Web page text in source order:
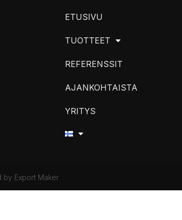
ETUSIVU
TUOTTEET
REFERENSSIT
AJANKOHTAISTA
YRITYS
by Export Maker